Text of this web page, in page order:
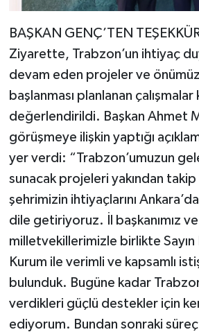
BAŞKAN GENÇ’TEN
Ziyarette, Trabzon’un ihtiyaç
devam eden projeler ve
başlanması planlanan
değerlendirildi. Başkan Ahmet
görüşmeye ilişkin yaptığı
yer verdi: “Trabzon’umuzun
sunacak projeleri yakından
şehrimizin ihtiyaçlarını
dile getiriyoruz. İl başkanımız
milletvekillerimizle birlikte Sayın
Kurum ile verimli ve kapsamlı
bulunduk. Bugüne kadar
verdikleri güçlü destekler için
ediyorum. Bundan sonraki